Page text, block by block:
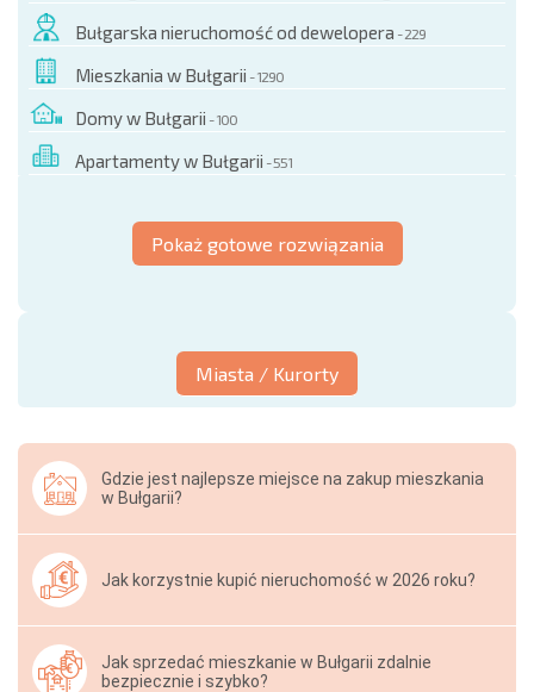
Bułgarska nieruchomość od dewelopera - 229
Mieszkania w Bułgarii - 1290
Domy w Bułgarii - 100
Apartamenty w Bułgarii - 551
Pokaż gotowe rozwiązania
Miasta / Kurorty
Gdzie jest najlepsze miejsce na zakup mieszkania
w Bułgarii?
Jak korzystnie kupić nieruchomość w 2026 roku?
Jak sprzedać mieszkanie w Bułgarii zdalnie
bezpiecznie i szybko?